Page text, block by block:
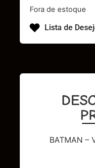
Fora de estoque
Lista de
BATMAN –